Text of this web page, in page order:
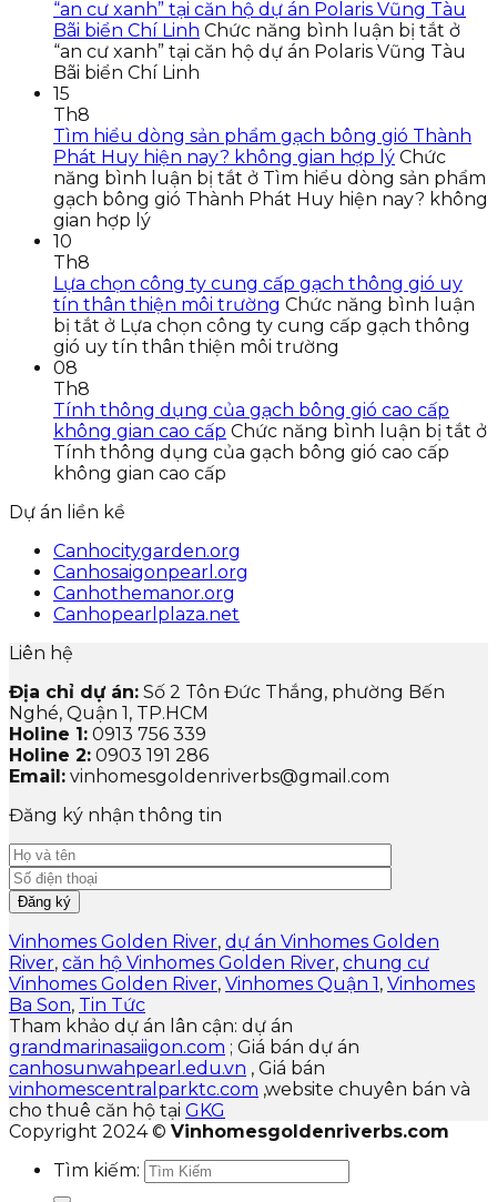
“an cư xanh” tại căn hộ dự án Polaris Vũng Tàu
Bãi biển Chí Linh Chức năng bình luận bị tắt ở
“an cư xanh” tại căn hộ dự án Polaris Vũng Tàu
Bãi biển Chí Linh
15
Th8
Tìm hiểu dòng sản phẩm gạch bông gió Thành
Phát Huy hiện nay? không gian hợp lý Chức
năng bình luận bị tắt ở Tìm hiểu dòng sản phẩm
gạch bông gió Thành Phát Huy hiện nay? không
gian hợp lý
10
Th8
Lựa chọn công ty cung cấp gạch thông gió uy
tín thân thiện môi trường Chức năng bình luận
bị tắt ở Lựa chọn công ty cung cấp gạch thông
gió uy tín thân thiện môi trường
08
Th8
Tính thông dụng của gạch bông gió cao cấp
không gian cao cấp Chức năng bình luận bị tắt ở
Tính thông dụng của gạch bông gió cao cấp
không gian cao cấp
Dự án liền kề
Canhocitygarden.org
Canhosaigonpearl.org
Canhothemanor.org
Canhopearlplaza.net
Liên hệ
Địa chỉ dự án: Số 2 Tôn Đức Thắng, phường Bến
Nghé, Quận 1, TP.HCM
Holine 1: 0913 756 339
Holine 2: 0903 191 286
Email: vinhomesgoldenriverbs@gmail.com
Đăng ký nhận thông tin
Vinhomes Golden River, dự án Vinhomes Golden
River, căn hộ Vinhomes Golden River, chung cư
Vinhomes Golden River, Vinhomes Quận 1, Vinhomes
Ba Son, Tin Tức
Tham khảo dự án lân cận: dự án
grandmarinasaiigon.com ; Giá bán dự án
canhosunwahpearl.edu.vn , Giá bán
vinhomescentralparktc.com ,website chuyên bán và
cho thuê căn hộ tại GKG
Copyright 2024 © Vinhomesgoldenriverbs.com
Tìm kiếm: